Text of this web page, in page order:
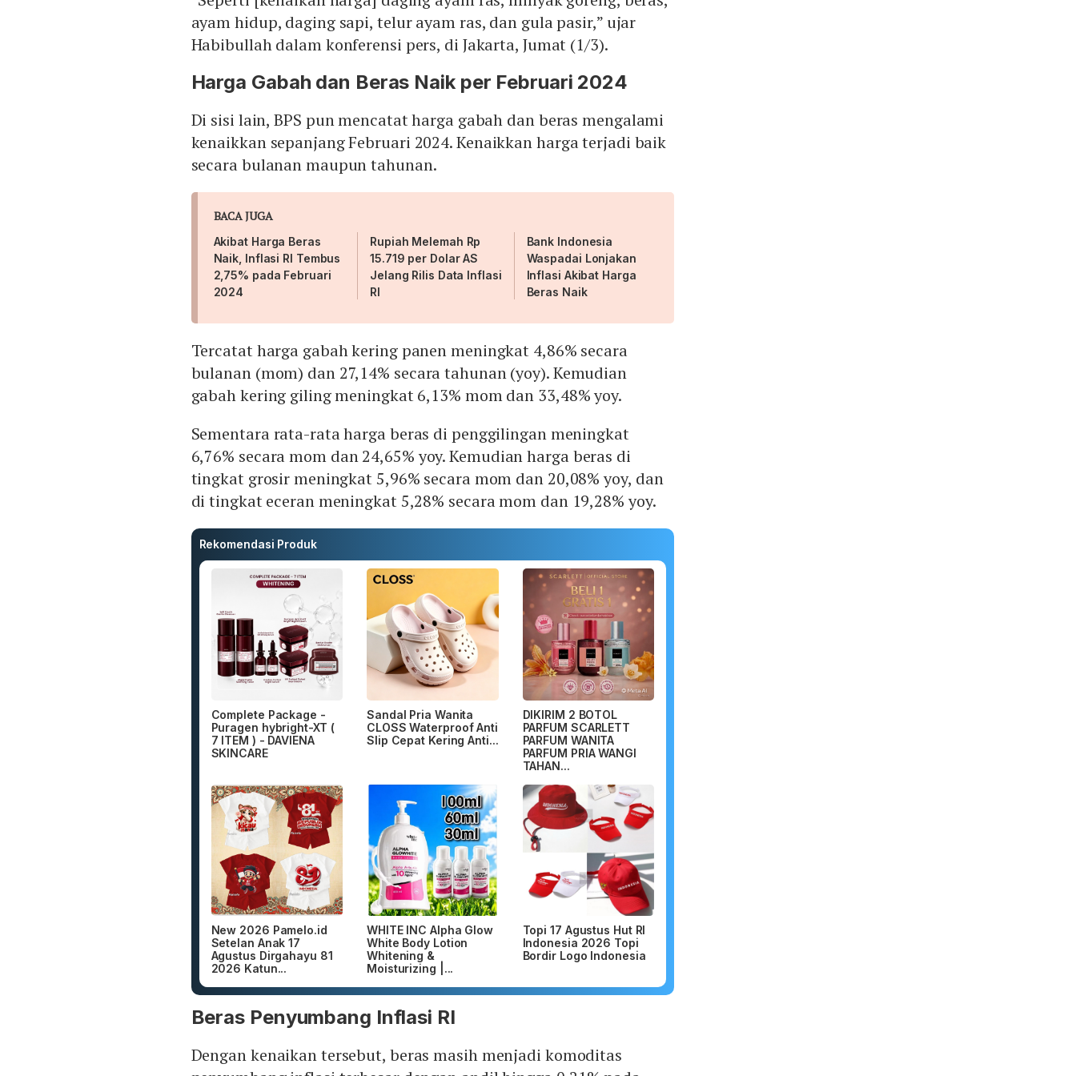
ayam hidup, daging sapi, telur ayam ras, dan gula pasir,” ujar
Habibullah dalam konferensi pers, di Jakarta, Jumat (1/3).
Harga Gabah dan Beras Naik per Februari 2024
Di sisi lain, BPS pun mencatat harga gabah dan beras mengalami
kenaikkan sepanjang Februari 2024. Kenaikkan harga terjadi baik
secara bulanan maupun tahunan.
BACA JUGA
Akibat Harga Beras
Naik, Inflasi RI Tembus
2,75% pada Februari
2024
Rupiah Melemah Rp
15.719 per Dolar AS
Jelang Rilis Data Inflasi
RI
Bank Indonesia
Waspadai Lonjakan
Inflasi Akibat Harga
Beras Naik
Tercatat harga gabah kering panen meningkat 4,86% secara
bulanan (mom) dan 27,14% secara tahunan (yoy). Kemudian
gabah kering giling meningkat 6,13% mom dan 33,48% yoy.
Sementara rata-rata harga beras di penggilingan meningkat
6,76% secara mom dan 24,65% yoy. Kemudian harga beras di
tingkat grosir meningkat 5,96% secara mom dan 20,08% yoy, dan
di tingkat eceran meningkat 5,28% secara mom dan 19,28% yoy.
Rekomendasi Produk
Complete Package -
Puragen hybright-XT (
7 ITEM ) - DAVIENA
SKINCARE
Sandal Pria Wanita
CLOSS Waterproof Anti
Slip Cepat Kering Anti...
DIKIRIM 2 BOTOL
PARFUM SCARLETT
PARFUM WANITA
PARFUM PRIA WANGI
TAHAN...
New 2026 Pamelo.id
Setelan Anak 17
Agustus Dirgahayu 81
2026 Katun...
WHITE INC Alpha Glow
White Body Lotion
Whitening &
Moisturizing |...
Topi 17 Agustus Hut RI
Indonesia 2026 Topi
Bordir Logo Indonesia
Beras Penyumbang Inflasi RI
Dengan kenaikan tersebut, beras masih menjadi komoditas